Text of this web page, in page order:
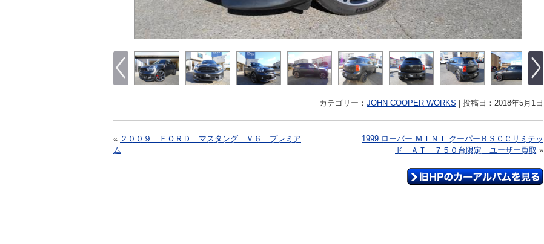
カテゴリー： JOHN COOPER WORKS | 投稿日：2018年5月1日
« ２００９ ＦＯＲＤ マスタング Ｖ６ プレミア
ム
1999 ローバー ＭＩＮＩ クーパーＢＳＣＣリミテッ
ド ＡＴ ７５０台限定 ユーザー買取 »